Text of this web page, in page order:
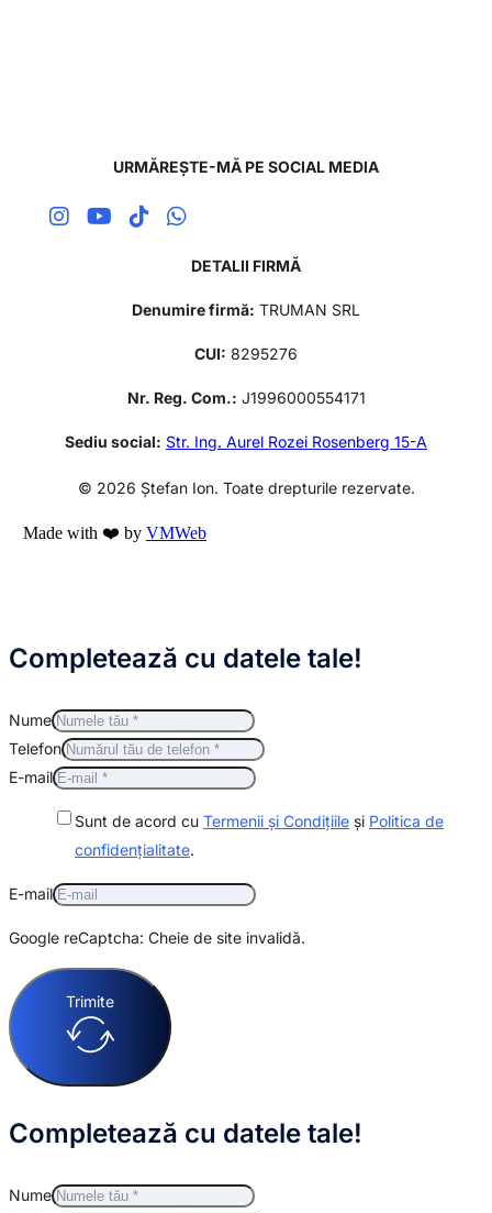
URMĂREȘTE-MĂ PE SOCIAL MEDIA
DETALII FIRMĂ
Denumire firmă: TRUMAN SRL
CUI: 8295276
Nr. Reg. Com.: J1996000554171
Sediu social: Str. Ing. Aurel Rozei Rosenberg 15-A
© 2026 Ștefan Ion. Toate drepturile rezervate.
Made with ❤️ by VMWeb
Completează cu datele tale!
Nume
Telefon
E-mail
Sunt de acord cu Termenii și Condițiile și Politica de
confidențialitate.
E-mail
Google reCaptcha: Cheie de site invalidă.
Trimite
Completează cu datele tale!
Nume